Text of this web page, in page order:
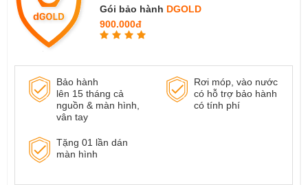
Gói bảo hành DGOLD
900.000đ
Bảo hành
lên 15 tháng cả
nguồn & màn hình,
vân tay
Rơi móp, vào nước
có hỗ trợ bảo hành
có tính phí
Tặng 01 lần dán
màn hình